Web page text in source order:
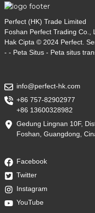
Perfect (HK) Trade Limited
Foshan Perfect Trading Co.,
Hak Cipta © 2024 Perfect.
- - Peta Situs- Peta situs
info@perfect-hk.com
+86 757-82902977
+86 13600328982
Gedung Lingnan 10F,
Foshan, Guangdong,
Facebook
Twitter
Instagram
YouTube